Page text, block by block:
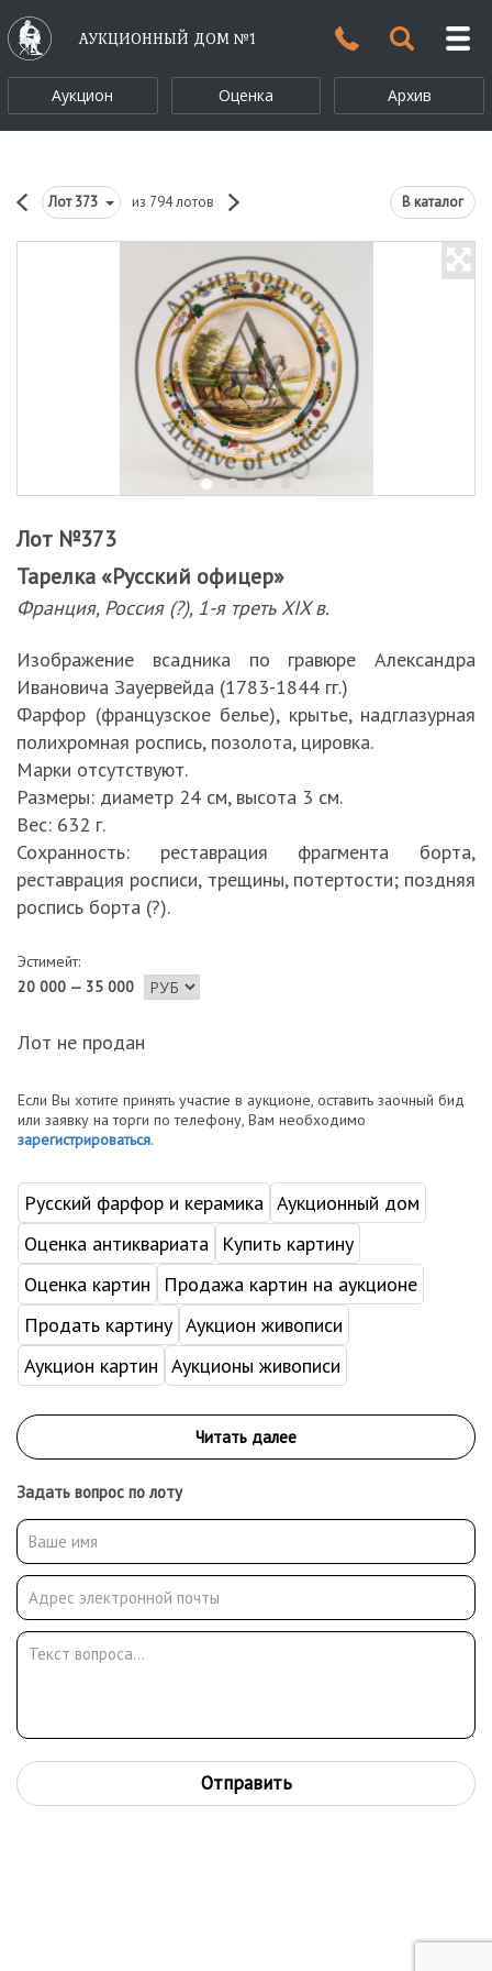
АУКЦИОННЫЙ ДОМ №1
Аукцион Оценка Архив
Лот373 из 794 лотов В каталог
Лот №373
Тарелка «Русский офицер»
Франция, Россия (?), 1-я треть XIX в.
Изображение всадника по гравюре Александра
Ивановича Зауервейда (1783-1844 гг.)
Фарфор (французское белье), крытье, надглазурная
полихромная роспись, позолота, цировка.
Марки отсутствуют.
Размеры: диаметр 24 см, высота 3 см.
Вес: 632 г.
Сохранность: реставрация фрагмента борта,
реставрация росписи, трещины, потертости; поздняя
роспись борта (?).
Эстимейт:
20 000 — 35 000
Лот не продан
Если Вы хотите принять участие в аукционе, оставить заочный бид
или заявку на торги по телефону, Вам необходимо
зарегистрироваться.
Русский фарфор и керамика Аукционный дом
Оценка антиквариата
Купить картину
Оценка картин
Продажа картин на аукционе
Продать картину Аукцион живописи
Аукцион картин Аукционы живописи
Задать вопрос по лоту
Отправить